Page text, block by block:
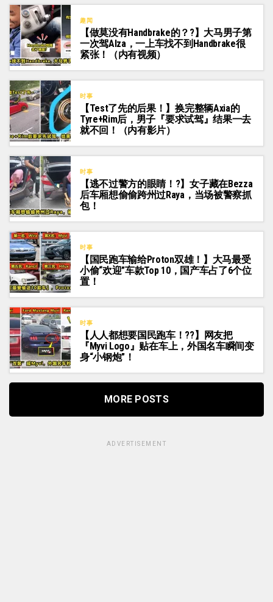
趣闻
【做莫没有Handbrake的？?】大马男子第
一次驾Alza，一上车找不到Handbrake很
紧张！（内有视频）
时事
【Test了先的后果！】换完整辆Axia的
Tyre+Rim后，男子『要求试驾』结果一去
就不回！（内有影片）
时事
【逃不过警方的眼睛！?】女子藏在Bezza
后车厢想偷偷跨州过Raya，当场被警察抓
包！
时事
【国民跑车输给Proton双雄！】大马最受
小偷“欢迎”车款Top 10，国产车占了6个位
置！
时事
【人人都想要国民跑车！??】网友把
『Myvi Logo』贴在车上，外国名车瞬间变
身“小钢炮”！
MORE POSTS
ADVERTISEMENT